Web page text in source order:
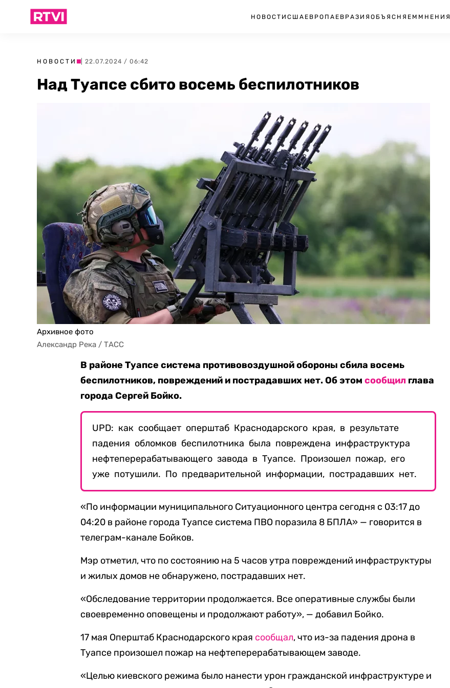
НОВОСТИ США ЕВРОПА ЕВРАЗИЯ ОБЪЯСНЯЕМ МНЕНИЯ
НОВОСТИ | 22.07.2024 / 06:42
Над Туапсе сбито восемь беспилотников
Архивное фото
Александр Река / ТАСС
В районе Туапсе система противовоздушной обороны сбила восемь
беспилотников, повреждений и пострадавших нет. Об этомсообщил глава
города Сергей Бойко.
UPD: как сообщает оперштаб Краснодарского края, в результате
падения обломков беспилотника была повреждена инфраструктура
нефтеперерабатывающего завода в Туапсе. Произошел пожар, его
уже потушили. По предварительной информации, пострадавших нет.
«По информации муниципального Ситуационного центра сегодня с 03:17 до
04:20 в районе города Туапсе система ПВО поразила 8 БПЛА» — говорится в
телеграм-канале Бойков.
Мэр отметил, что по состоянию на 5 часов утра повреждений инфраструктуры
и жилых домов не обнаружено, пострадавших нет.
«Обследование территории продолжается. Все оперативные службы были
своевременно оповещены и продолжают работу», — добавил Бойко.
17 мая Оперштаб Краснодарского края сообщал, что из-за падения дрона в
Туапсе произошел пожар на нефтеперерабатывающем заводе.
«Целью киевского режима было нанести урон гражданской инфраструктуре и